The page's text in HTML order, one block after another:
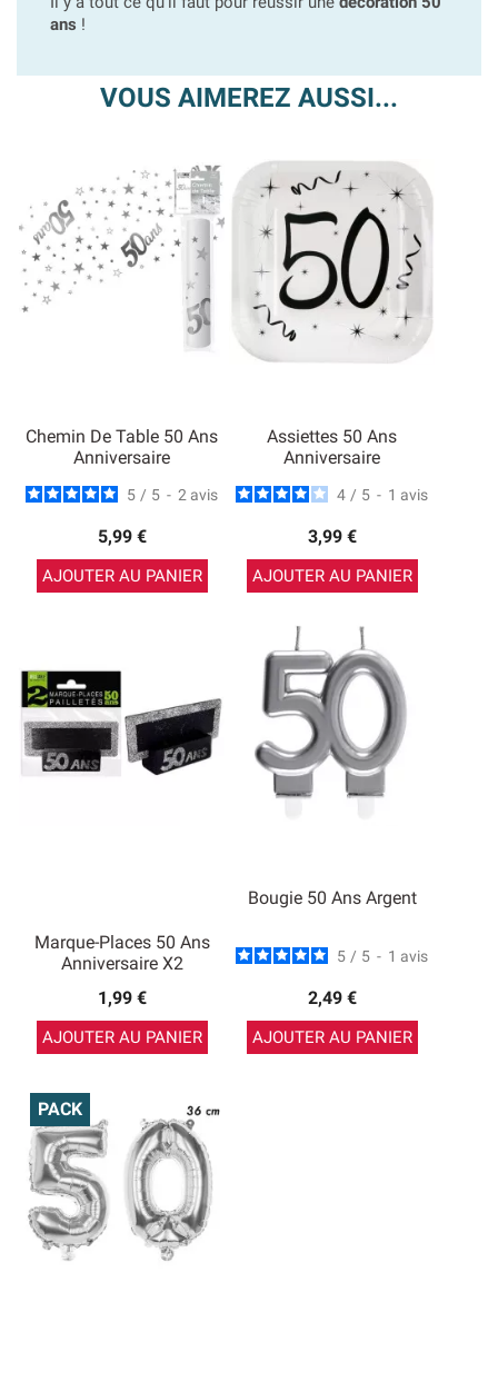
ans !
VOUS AIMEREZ AUSSI...
Chemin De Table 50 Ans
Anniversaire
5 / 5 - 2 avis
5,99 €
AJOUTER AU PANIER
Assiettes 50 Ans
Anniversaire
4 / 5 - 1 avis
3,99 €
AJOUTER AU PANIER
Marque-Places 50 Ans
Anniversaire X2
1,99 €
AJOUTER AU PANIER
Bougie 50 Ans Argent
5 / 5 - 1 avis
2,49 €
AJOUTER AU PANIER
PACK